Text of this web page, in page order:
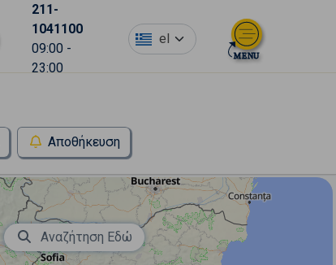
211-
1041100
09:00 -
23:00
el
Αποθήκευση
Αναζήτηση Εδώ